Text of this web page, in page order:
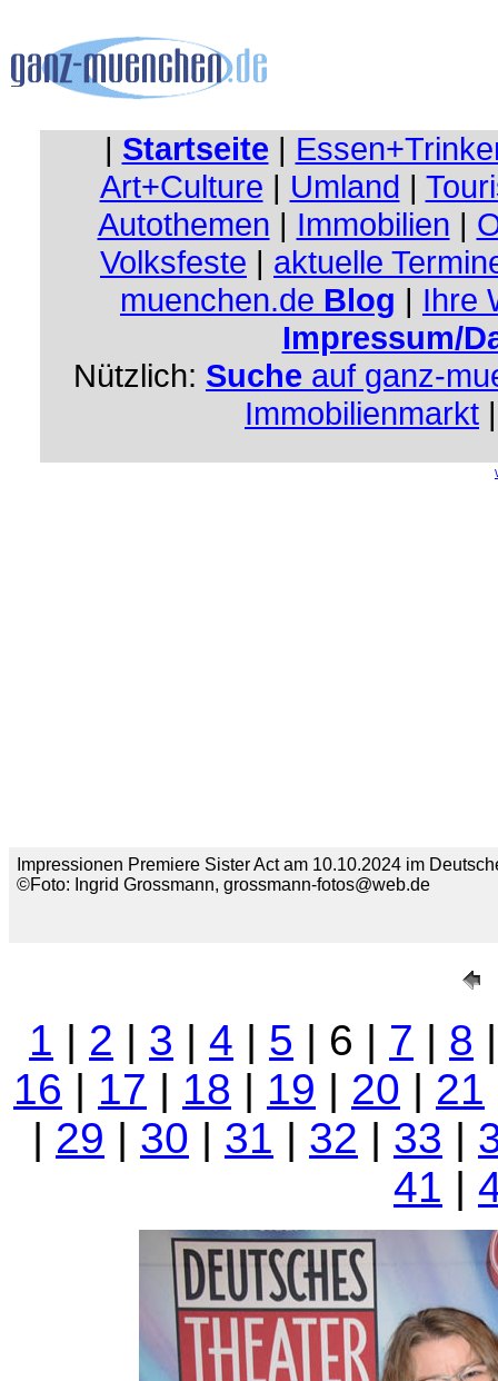
| Startseite |
Art+Culture | Umland |
Autothemen | Immobilien |
Volksfeste | aktuelle
muenchen.de Blog | Ihre
Impressum/
Nützlich: Suche auf ganz-
Immobilienmarkt
Impressionen Premiere Sister Act am 10.10.2024 im
©Foto: Ingrid Grossmann, grossmann-fotos@web.de
1 | 2 | 3 | 4 | 5 | 6 | 7 | 8
16 | 17 | 18 | 19 | 20 | 21
| 29 | 30 | 31 | 32 | 33 |
41 |